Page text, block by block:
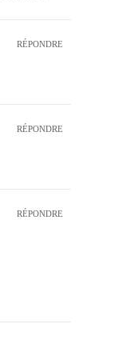
RÉPONDRE
RÉPONDRE
RÉPONDRE